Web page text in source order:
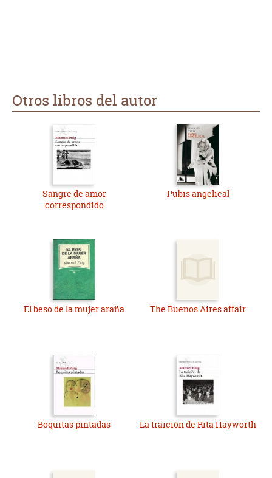
Otros libros del autor
Sangre de amor
correspondido
Pubis angelical
El beso de la mujer araña The Buenos Aires affair
Boquitas pintadas La traición de Rita Hayworth